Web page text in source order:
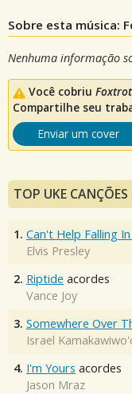
Sobre esta música:
Nenhuma informação
Você cobriu
Compartilhe seu
Enviar um cover
TOP UKE
1. Can't Help Falling
Elvis Presley
2. Riptide acordes
Vance Joy
3. Somewhere Over
Israel
4. I'm Yours acordes
Jason Mraz